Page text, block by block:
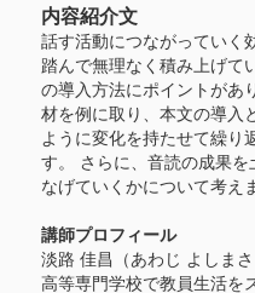
内容紹介文
話す活動につながっていく
踏んで無理なく積み上げて
の導入方法にポイントがあ
材を例に取り、本文の導入
ように変化を持たせて繰り
す。 さらに、音読の成果
なげていくかについて考え
講師プロフィール
淡路 佳昌（あわじ よしまさ
高等専門学校で教員生活を